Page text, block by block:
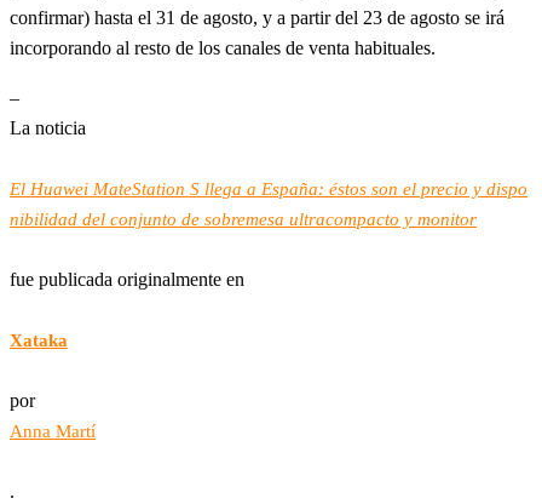
confirmar) hasta el 31 de agosto, y a partir del 23 de agosto se irá
incorporando al resto de los canales de venta habituales.
–
La noticia
El Huawei MateStation S llega a España: éstos son el precio y dispo
nibilidad del conjunto de sobremesa ultracompacto y monitor
fue publicada originalmente en
Xataka
por
Anna Martí
.